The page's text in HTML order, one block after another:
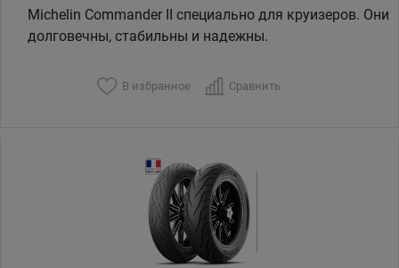
Michelin Commander II специально для круизеров. Они
долговечны, стабильны и надежны.
В избранное Сравнить